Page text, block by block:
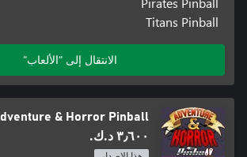
Titans Pinball
الانتقال إلى "الألعاب"
& Horror Pinball
٣٫٦٠٠ د.ك.‏